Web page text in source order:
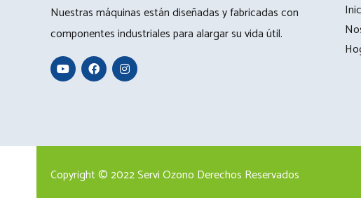
Nuestras máquinas están diseñadas y fabricadas con
componentes industriales para alargar su vida útil.
Copyright © 2022 Servi Ozono Derechos Reservados